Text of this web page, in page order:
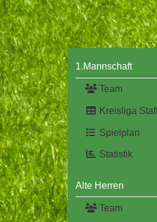
1.Mannschaft
Team
Kreisliga
Spielplan
Statistik
Alte Herren
Team